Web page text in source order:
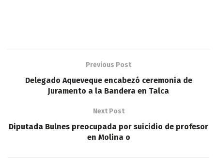
Previous Post
Delegado Aqueveque encabezó ceremonia de
Juramento a la Bandera en Talca
Next Post
Diputada Bulnes preocupada por suicidio de profesor
en Molina o